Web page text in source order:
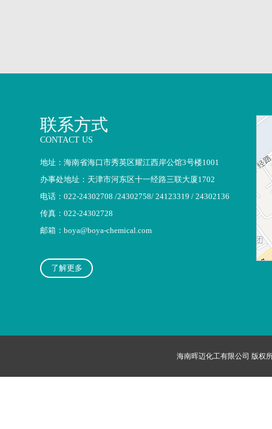
联系方式
CONTACT US
地址：海南省海口市秀英区耀江西岸公馆3号楼1001
办事处地址：天津市河东区十一经路三联大厦1702
电话：022-24302708 /24302758/ 24123319 / 24302136
传真：022-24302728
邮箱： boya@boya-chemical.com
了解更多
海南晖迈化工有限公司 版权